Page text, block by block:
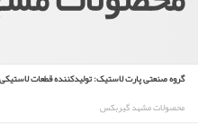
گروه صنعتی پارت لاستیک: تولیدکننده قطعات
محصولات مشهد گیربکس